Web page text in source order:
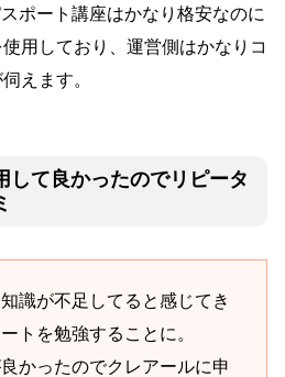
ポート講座はかなり格安なのに
用しており、運営側はかなりコ
えます。
して良かったのでリピータ
識が不足してると感じてき
トを勉強することに。
かったのでクレアールに申